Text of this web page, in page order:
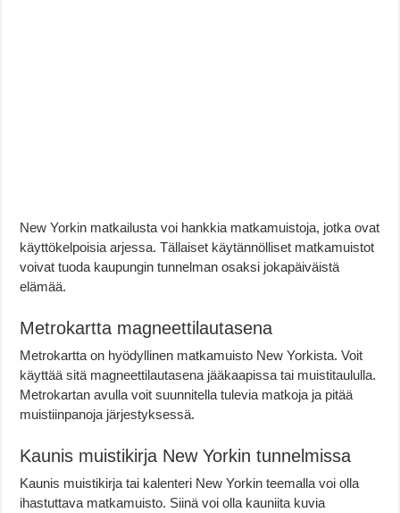
New Yorkin matkailusta voi hankkia matkamuistoja, jotka ovat
käyttökelpoisia arjessa. Tällaiset käytännölliset matkamuistot
voivat tuoda kaupungin tunnelman osaksi jokapäiväistä
elämää.
Metrokartta magneettilautasena
Metrokartta on hyödyllinen matkamuisto New Yorkista. Voit
käyttää sitä magneettilautasena jääkaapissa tai muistitaululla.
Metrokartan avulla voit suunnitella tulevia matkoja ja pitää
muistiinpanoja järjestyksessä.
Kaunis muistikirja New Yorkin tunnelmissa
Kaunis muistikirja tai kalenteri New Yorkin teemalla voi olla
ihastuttava matkamuisto. Siinä voi olla kauniita kuvia